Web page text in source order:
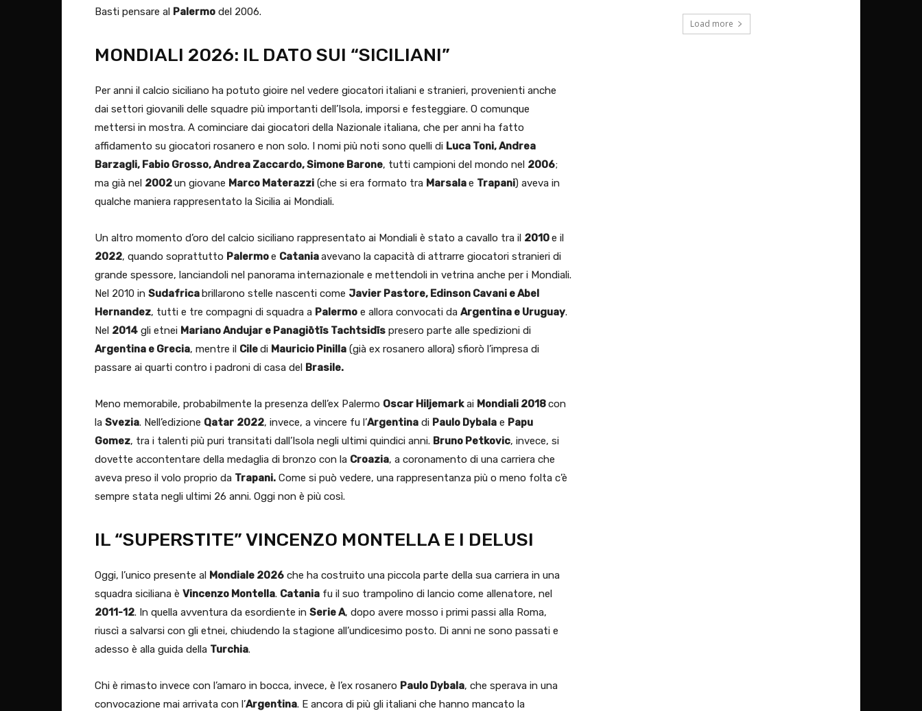
Basti pensare al Palermo del 2006.
MONDIALI 2026: IL DATO SUI “SICILIANI”
Per anni il calcio siciliano ha potuto gioire nel vedere giocatori italiani e stranieri, provenienti anche
dai settori giovanili delle squadre più importanti dell’Isola, imporsi e festeggiare. O comunque
mettersi in mostra. A cominciare dai giocatori della Nazionale italiana, che per anni ha fatto
affidamento su giocatori rosanero e non solo. I nomi più noti sono quelli di Luca Toni, Andrea
Barzagli, Fabio Grosso, Andrea Zaccardo, Simone Barone, tutti campioni del mondo nel 2006;
ma già nel 2002un giovane Marco Materazzi (che si era formato tra Marsalae Trapani) aveva in
qualche maniera rappresentato la Sicilia ai Mondiali.
Un altro momento d’oro del calcio siciliano rappresentato ai Mondiali è stato a cavallo tra il 2010e il
2022, quando soprattutto Palermoe Cataniaavevano la capacità di attrarre giocatori stranieri di
grande spessore, lanciandoli nel panorama internazionale e mettendoli in vetrina anche per i Mondiali.
Nel 2010 in Sudafricabrillarono stelle nascenti come Javier Pastore, Edinson Cavani e Abel
Hernandez, tutti e tre compagni di squadra a Palermo e allora convocati da Argentina e Uruguay.
Nel 2014 gli etnei Mariano Andujar e Panagiōtīs Tachtsidīs presero parte alle spedizioni di
Argentina e Grecia, mentre il Ciledi Mauricio Pinilla (già ex rosanero allora) sfiorò l’impresa di
passare ai quarti contro i padroni di casa del Brasile.
Meno memorabile, probabilmente la presenza dell’ex Palermo Oscar Hiljemarkai Mondiali 2018con
la Svezia. Nell’edizione Qatar 2022, invece, a vincere fu l’Argentina di Paulo Dybala e Papu
Gomez, tra i talenti più puri transitati dall’Isola negli ultimi quindici anni. Bruno Petkovic, invece, si
dovette accontentare della medaglia di bronzo con la Croazia, a coronamento di una carriera che
aveva preso il volo proprio da Trapani. Come si può vedere, una rappresentanza più o meno folta c’è
sempre stata negli ultimi 26 anni. Oggi non è più così.
IL “SUPERSTITE” VINCENZO MONTELLA E I DELUSI
Oggi, l’unico presente al Mondiale 2026 che ha costruito una piccola parte della sua carriera in una
squadra siciliana è Vincenzo Montella. Catania fu il suo trampolino di lancio come allenatore, nel
2011-12. In quella avventura da esordiente in Serie A, dopo avere mosso i primi passi alla Roma,
riuscì a salvarsi con gli etnei, chiudendo la stagione all’undicesimo posto. Di anni ne sono passati e
adesso è alla guida della Turchia.
Chi è rimasto invece con l’amaro in bocca, invece, è l’ex rosanero Paulo Dybala, che sperava in una
convocazione mai arrivata con l’Argentina. E ancora di più gli italiani che hanno mancato la
Load more